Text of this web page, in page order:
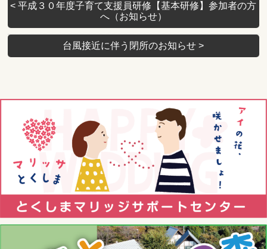
< 平成３０年度子育て支援員研修【基本研修】参加者の方
へ（お知らせ）
台風接近に伴う閉所のお知らせ>